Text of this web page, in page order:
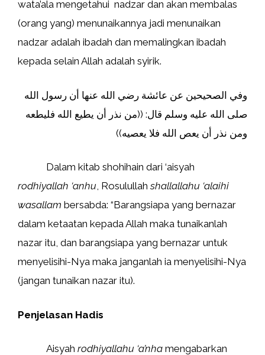
wata’ala mengetahui nadzar dan akan membalas
(orang yang) menunaikannya jadi menunaikan
nadzar adalah ibadah dan memalingkan ibadah
kepada selain Allah adalah syirik.
وفي الصحيحين عن عائشة رضي الله عنها أن رسول الله
صلى الله عليه وسلم قال: ((من نذر أن يطيع الله فليطعه
ومن نذر أن يعص الله فلا يعصيه))
Dalam kitab shohihain dari ‘aisyah
rodhiyallah ‘anhu, Rosulullahshallallahu ‘alaihi
wasallam bersabda: “Barangsiapa yang bernazar
dalam ketaatan kepada Allah maka tunaikanlah
nazar itu, dan barangsiapa yang bernazar untuk
menyelisihi-Nya maka janganlah ia menyelisihi-Nya
(jangan tunaikan nazar itu).
Penjelasan Hadis
Aisyah rodhiyallahu ‘a’nha mengabarkan